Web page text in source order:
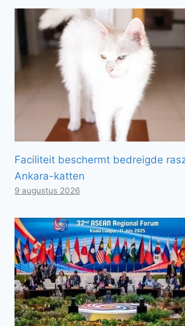
Faciliteit beschermt bedreigde
Ankara-katten
9 augustus 2026